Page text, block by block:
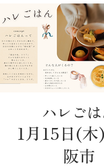
ハレご
1月15日(木)
阪市